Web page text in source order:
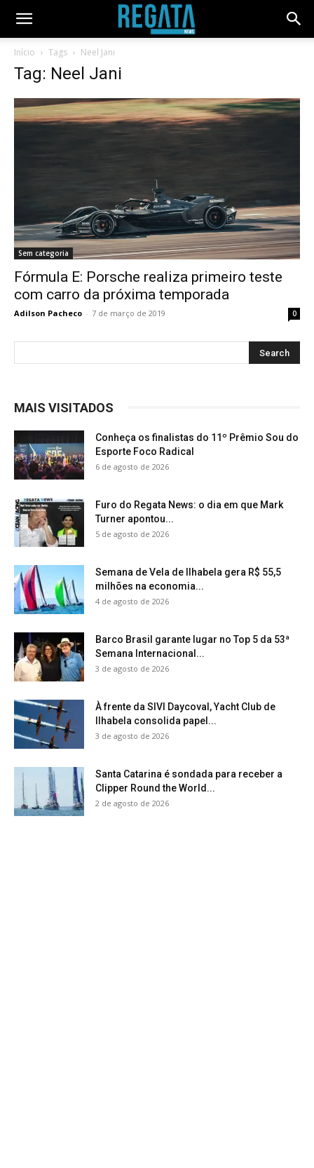
Início Tags Neel Jani
Tag: Neel Jani
Sem categoria
Fórmula E: Porsche realiza primeiro teste
com carro da próxima temporada
Adilson Pacheco - 7 de março de 2019 0
MAIS VISITADOS
Conheça os finalistas do 11º Prêmio Sou do
Esporte Foco Radical
6 de agosto de 2026
Furo do Regata News: o dia em que Mark
Turner apontou...
5 de agosto de 2026
Semana de Vela de Ilhabela gera R$ 55,5
milhões na economia...
4 de agosto de 2026
Barco Brasil garante lugar no Top 5 da 53ª
Semana Internacional...
3 de agosto de 2026
À frente da SIVI Daycoval, Yacht Club de
Ilhabela consolida papel...
3 de agosto de 2026
Santa Catarina é sondada para receber a
Clipper Round the World...
2 de agosto de 2026